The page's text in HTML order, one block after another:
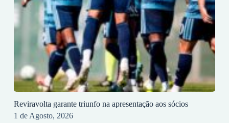
Reviravolta garante triunfo na apresentação aos sócios
1 de Agosto, 2026